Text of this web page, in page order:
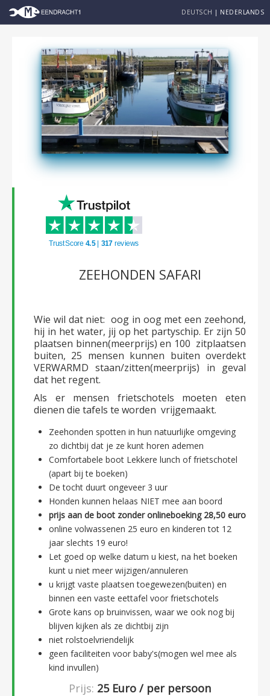
DEUTSCH | NEDERLANDS
TrustScore 4.5| 317reviews
ZEEHONDEN SAFARI
Wie wil dat niet: oog in oog met een zeehond,
hij in het water, jij op het partyschip. Er zijn 50
plaatsen binnen(meerprijs) en 100 zitplaatsen
buiten, 25 mensen kunnen buiten overdekt
VERWARMD staan/zitten(meerprijs) in geval
dat het regent.
Als er mensen frietschotels moeten eten
dienen die tafels te worden vrijgemaakt.
Zeehonden spotten in hun natuurlijke omgeving
zo dichtbij dat je ze kunt horen ademen
Comfortabele boot Lekkere lunch of frietschotel
(apart bij te boeken)
De tocht duurt ongeveer 3 uur
Honden kunnen helaas NIET mee aan boord
prijs aan de boot zonder onlineboeking 28,50 euro
online volwassenen 25 euro en kinderen tot 12
jaar slechts 19 euro!
Let goed op welke datum u kiest, na het boeken
kunt u niet meer wijzigen/annuleren
u krijgt vaste plaatsen toegewezen(buiten) en
binnen een vaste eettafel voor frietschotels
Grote kans op bruinvissen, waar we ook nog bij
blijven kijken als ze dichtbij zijn
niet rolstoelvriendelijk
geen faciliteiten voor baby's(mogen wel mee als
kind invullen)
Prijs: 25Euro / per persoon